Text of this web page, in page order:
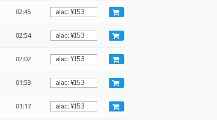
02:45
02:54
02:02
01:53
01:17